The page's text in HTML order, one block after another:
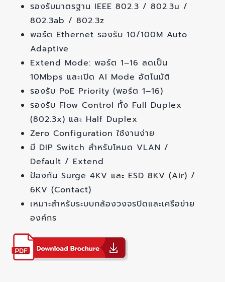
รองรับมาตรฐาน IEEE 802.3 / 802.3u /
802.3ab / 802.3z
พอร์ต Ethernet รองรับ 10/100M Auto
Adaptive
Extend Mode: พอร์ต 1–16 ลดเป็น
10Mbps และเปิด AI Mode อัตโนมัติ
รองรับ PoE Priority (พอร์ต 1–16)
รองรับ Flow Control ทั้ง Full Duplex
(802.3x) และ Half Duplex
Zero Configuration ใช้งานง่าย
มี DIP Switch สำหรับโหมด VLAN /
Default / Extend
ป้องกัน Surge 4KV และ ESD 8KV (Air) /
6KV (Contact)
เหมาะสำหรับระบบกล้องวงจรปิดและเครือข่าย
องค์กร